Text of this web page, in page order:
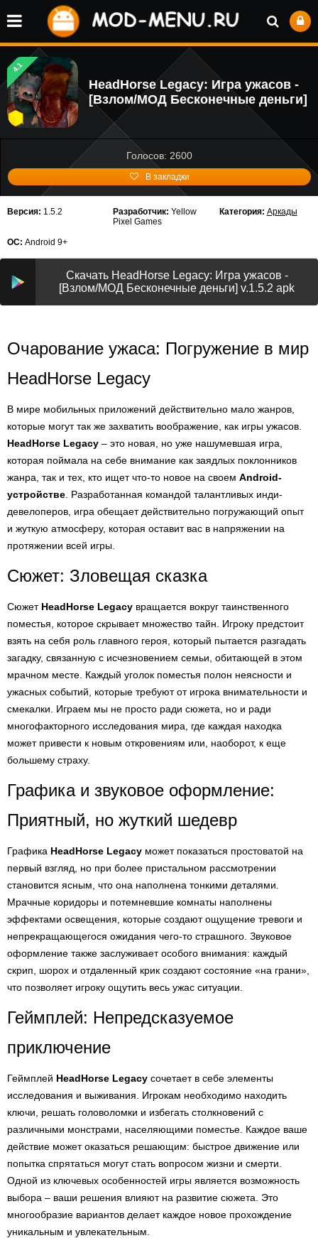
4.1
HeadHorse Legacy: Игра ужасов -
[Взлом/МОД Бесконечные деньги]
Голосов: 2600
В закладки
Версия: 1.5.2 Разработчик: Yellow
Pixel Games
Категория: Аркады
ОС: Android 9+
Скачать HeadHorse Legacy: Игра ужасов -
[Взлом/МОД Бесконечные деньги] v.1.5.2 apk
Очарование ужаса: Погружение в мир
HeadHorse Legacy
В мире мобильных приложений действительно мало жанров,
которые могут так же захватить воображение, как игры ужасов.
HeadHorse Legacy – это новая, но уже нашумевшая игра,
которая поймала на себе внимание как заядлых поклонников
жанра, так и тех, кто ищет что-то новое на своем Android-
устройстве . Разработанная командой талантливых инди-
девелоперов, игра обещает действительно погружающий опыт
и жуткую атмосферу, которая оставит вас в напряжении на
протяжении всей игры.
Сюжет: Зловещая сказка
Сюжет HeadHorse Legacy вращается вокруг таинственного
поместья, которое скрывает множество тайн. Игроку предстоит
взять на себя роль главного героя, который пытается разгадать
загадку, связанную с исчезновением семьи, обитающей в этом
мрачном месте. Каждый уголок поместья полон неясности и
ужасных событий, которые требуют от игрока внимательности и
смекалки. Играем мы не просто ради сюжета, но и ради
многофакторного исследования мира, где каждая находка
может привести к новым откровениям или, наоборот, к еще
большему страху.
Графика и звуковое оформление:
Приятный, но жуткий шедевр
Графика HeadHorse Legacy может показаться простоватой на
первый взгляд, но при более пристальном рассмотрении
становится ясным, что она наполнена тонкими деталями.
Мрачные коридоры и потемневшие комнаты наполнены
эффектами освещения, которые создают ощущение тревоги и
непрекращающегося ожидания чего-то страшного. Звуковое
оформление также заслуживает особого внимания: каждый
скрип, шорох и отдаленный крик создают состояние «на грани»,
что позволяет игроку ощутить весь ужас ситуации.
Геймплей: Непредсказуемое
приключение
Геймплей HeadHorse Legacy сочетает в себе элементы
исследования и выживания. Игрокам необходимо находить
ключи, решать головоломки и избегать столкновений с
различными монстрами, населяющими поместье. Каждое ваше
действие может оказаться решающим: быстрое движение или
попытка спрятаться могут стать вопросом жизни и смерти.
Одной из ключевых особенностей игры является возможность
выбора – ваши решения влияют на развитие сюжета. Это
многообразие вариантов делает каждое новое прохождение
уникальным и увлекательным.